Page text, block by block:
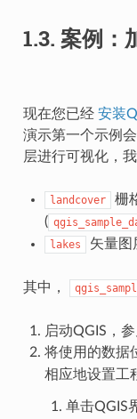
1.3. 案例：
现在您已经 安装
演示第一个示例
层进行可视化，
landcover
栅
(
lakes 矢量图
其中，
启动QGIS，
将使用的数据
相应地设置工
单击QGIS